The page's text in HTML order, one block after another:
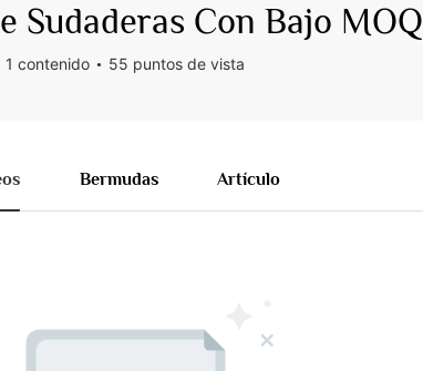
Sudaderas Con Bajo MOQ
1 contenido 55 puntos de vista
Bermudas Artículo